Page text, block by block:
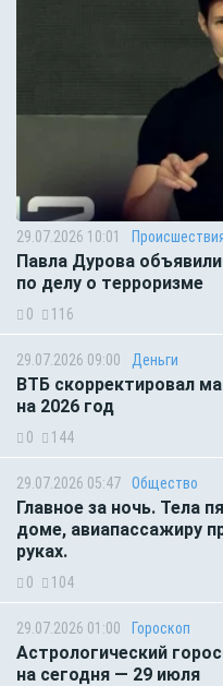
29.07.2026 10:01
Павла Дурова
по делу о терроризме
0 116
29.07.2026 09:00 Деньги
ВТБ скорректировал
на 2026 год
0 144
29.07.2026 05:47 Общество
Главное за ночь. Тела
доме, авиапассажиру
руках.
0 104
29.07.2026 01:00 Гороскоп
Астрологический
на сегодня — 29 июля